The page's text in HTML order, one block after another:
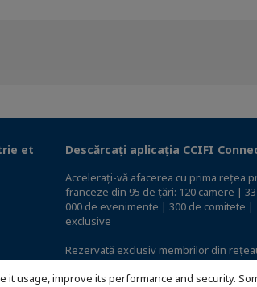
usage, improve its performance and security.
et
Descărcați aplicația CCIFI
Accelerați-vă afacerea cu prima rețea
franceze din 95 de țări: 120 camere |
000 de evenimente | 300 de comitete |
exclusive
Rezervată exclusiv membrilor din
International,descoperiți aplicația